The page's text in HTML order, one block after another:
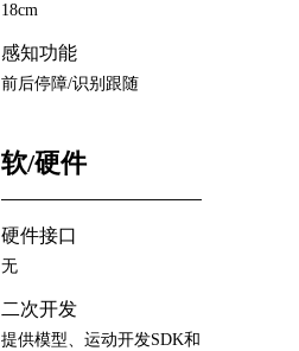
18cm
感知功能
前后停障/识别跟随
软/硬件
硬件接口
无
二次开发
提供模型、运动开发SDK和